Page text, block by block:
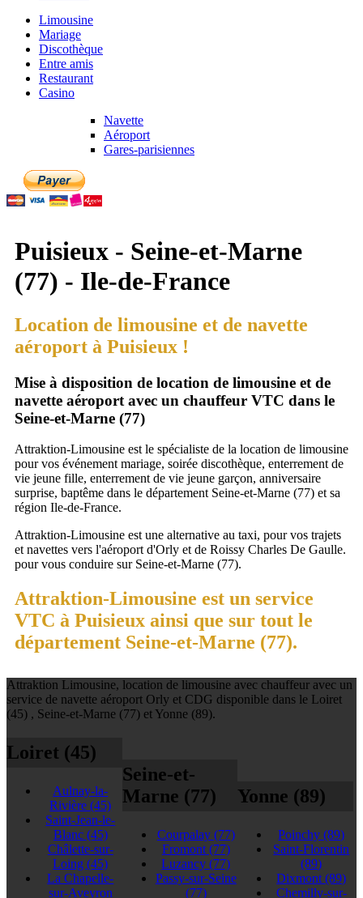
Limousine
Mariage
Discothèque
Entre amis
Restaurant
Casino
Navette
Aéroport
Gares-parisiennes
Puisieux - Seine-et-Marne
(77) - Ile-de-France
Location de limousine et de navette
aéroport à Puisieux !
Mise à disposition de location de limousine et de
navette aéroport avec un chauffeur VTC dans le
Seine-et-Marne (77)
Attraktion-Limousine est le spécialiste de la location de limousine
pour vos événement mariage, soirée discothèque, enterrement de
vie jeune fille, enterrement de vie jeune garçon, anniversaire
surprise, baptême dans le département Seine-et-Marne (77) et sa
région Ile-de-France.
Attraktion-Limousine est une alternative au taxi, pour vos trajets
et navettes vers l'aéroport d'Orly et de Roissy Charles De Gaulle.
pour vous conduire sur Seine-et-Marne (77).
Attraktion-Limousine est un service
VTC à Puisieux ainsi que sur tout le
département Seine-et-Marne (77).
Attraktion Limousine, location de limousine avec chauffeur avec un
service de navette aéroport Orly et CDG disponible dans le Loiret
(45) , Seine-et-Marne (77) et Yonne (89).
Loiret (45)
Aulnay-la-
Rivière(45)
Saint-Jean-le-
Blanc (45)
Châlette-sur-
Loing(45)
La Chapelle-
sur-Aveyron
Seine-et-
Marne (77)
Courpalay (77)
Fromont (77)
Luzancy(77)
Passy-sur-Seine
(77)
Yonne (89)
Poinchy(89)
Saint-Florentin
(89)
Dixmont(89)
Chemilly-sur-